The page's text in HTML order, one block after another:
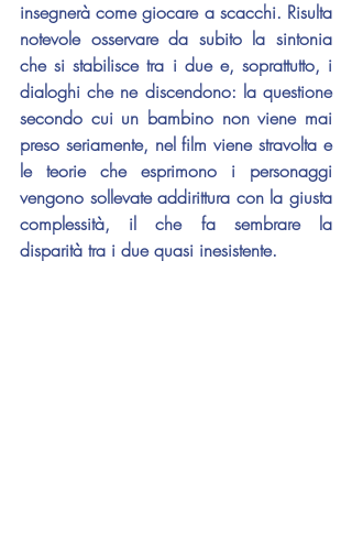
insegnerà come giocare a scacchi. Risulta
notevole osservare da subito la sintonia
che si stabilisce tra i due e, soprattutto, i
dialoghi che ne discendono: la questione
secondo cui un bambino non viene mai
preso seriamente, nel film viene stravolta e
le teorie che esprimono i personaggi
vengono sollevate addirittura con la giusta
complessità, il che fa sembrare la
disparità tra i due quasi inesistente.